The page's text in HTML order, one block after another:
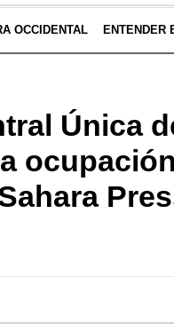
OCCIDENTAL ENTENDER
Única